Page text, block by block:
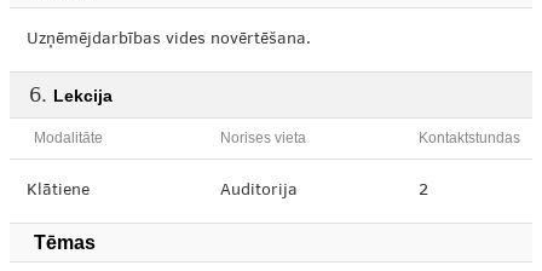
Uzņēmējdarbības vides novērtēšana.
Lekcija
Modalitāte Norises vieta Kontaktstundas
Klātiene Auditorija 2
Tēmas